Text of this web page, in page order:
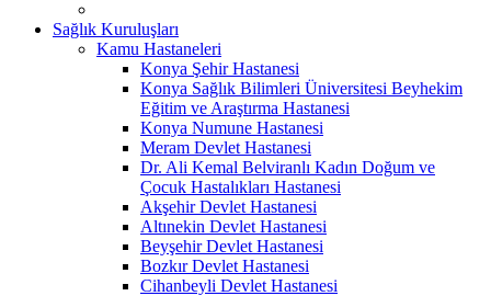
Sağlık Kuruluşları
Kamu Hastaneleri
Konya Şehir Hastanesi
Konya Sağlık Bilimleri Üniversitesi Beyhekim
Eğitim ve Araştırma Hastanesi
Konya Numune Hastanesi
Meram Devlet Hastanesi
Dr. Ali Kemal Belviranlı Kadın Doğum ve
Çocuk Hastalıkları Hastanesi
Akşehir Devlet Hastanesi
Altınekin Devlet Hastanesi
Beyşehir Devlet Hastanesi
Bozkır Devlet Hastanesi
Cihanbeyli Devlet Hastanesi